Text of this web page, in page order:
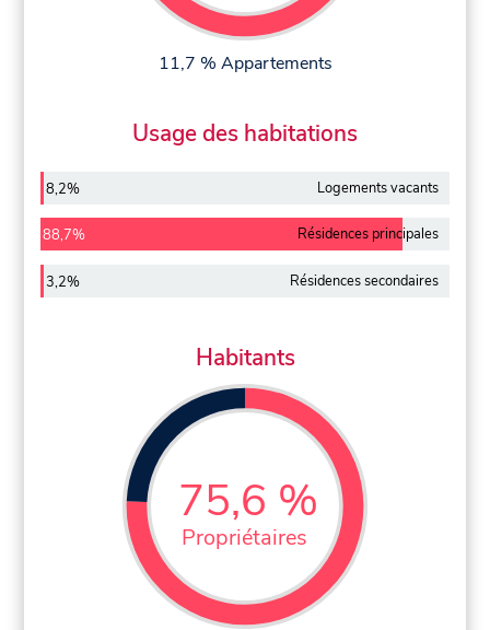
11,7 % Appartements
Usage des habitations
8,2% Logements vacants
88,7% Résidences principales
3,2% Résidences secondaires
Habitants
75,6 %
Propriétaires